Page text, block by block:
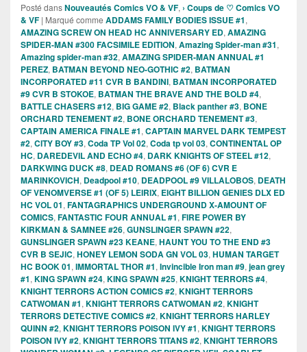
Posté dansNouveautés Comics VO & VF, › Coups de ♡ Comics VO
& VF | Marqué comme ADDAMS FAMILY BODIES ISSUE #1,
AMAZING SCREW ON HEAD HC ANNIVERSARY ED, AMAZING
SPIDER-MAN #300 FACSIMILE EDITION, Amazing Spider-man #31,
Amazing spider-man #32, AMAZING SPIDER-MAN ANNUAL #1
PEREZ, BATMAN BEYOND NEO-GOTHIC #2, BATMAN
INCORPORATED #11 CVR B BANDINI, BATMAN INCORPORATED
#9 CVR B STOKOE, BATMAN THE BRAVE AND THE BOLD #4,
BATTLE CHASERS #12, BIG GAME #2, Black panther #3, BONE
ORCHARD TENEMENT #2, BONE ORCHARD TENEMENT #3,
CAPTAIN AMERICA FINALE #1, CAPTAIN MARVEL DARK TEMPEST
#2, CITY BOY #3, Coda TP Vol 02, Coda tp vol 03, CONTINENTAL OP
HC, DAREDEVIL AND ECHO #4, DARK KNIGHTS OF STEEL #12,
DARKWING DUCK #8, DEAD ROMANS #6 (OF 6) CVR E
MARINKOVICH, Deadpool #10, DEADPOOL #9 VILLALOBOS, DEATH
OF VENOMVERSE #1 (OF 5) LEIRIX, EIGHT BILLION GENIES DLX ED
HC VOL 01, FANTAGRAPHICS UNDERGROUND X-AMOUNT OF
COMICS, FANTASTIC FOUR ANNUAL #1, FIRE POWER BY
KIRKMAN & SAMNEE #26, GUNSLINGER SPAWN #22,
GUNSLINGER SPAWN #23 KEANE, HAUNT YOU TO THE END #3
CVR B SEJIC, HONEY LEMON SODA GN VOL 03, HUMAN TARGET
HC BOOK 01, IMMORTAL THOR #1, Invincible Iron man #9, jean grey
#1, KING SPAWN #24, KING SPAWN #25, KNIGHT TERRORS #4,
KNIGHT TERRORS ACTION COMICS #2, KNIGHT TERRORS
CATWOMAN #1, KNIGHT TERRORS CATWOMAN #2, KNIGHT
TERRORS DETECTIVE COMICS #2, KNIGHT TERRORS HARLEY
QUINN #2, KNIGHT TERRORS POISON IVY #1, KNIGHT TERRORS
POISON IVY #2, KNIGHT TERRORS TITANS #2, KNIGHT TERRORS